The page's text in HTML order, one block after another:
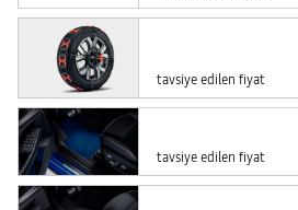
tavsiye edilen fiyat
tavsiye edilen fiyat